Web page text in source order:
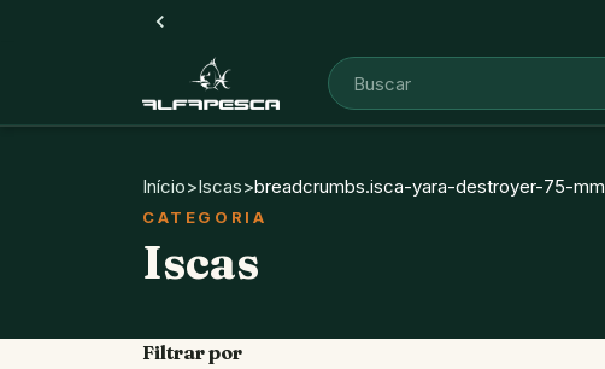
Início>Iscas>breadcrumbs.isca-yara-destroyer-75-mm
Iscas
Filtrar por